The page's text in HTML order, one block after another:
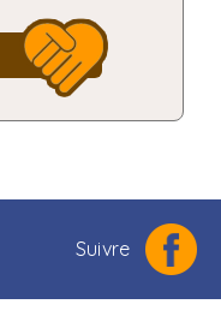
Suivre